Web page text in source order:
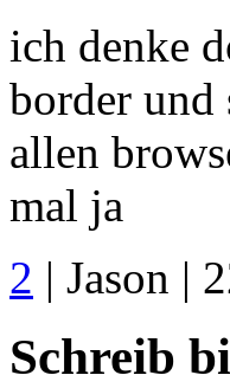
ich denke
border und
allen
mal ja
2 | Jason |
Schreib